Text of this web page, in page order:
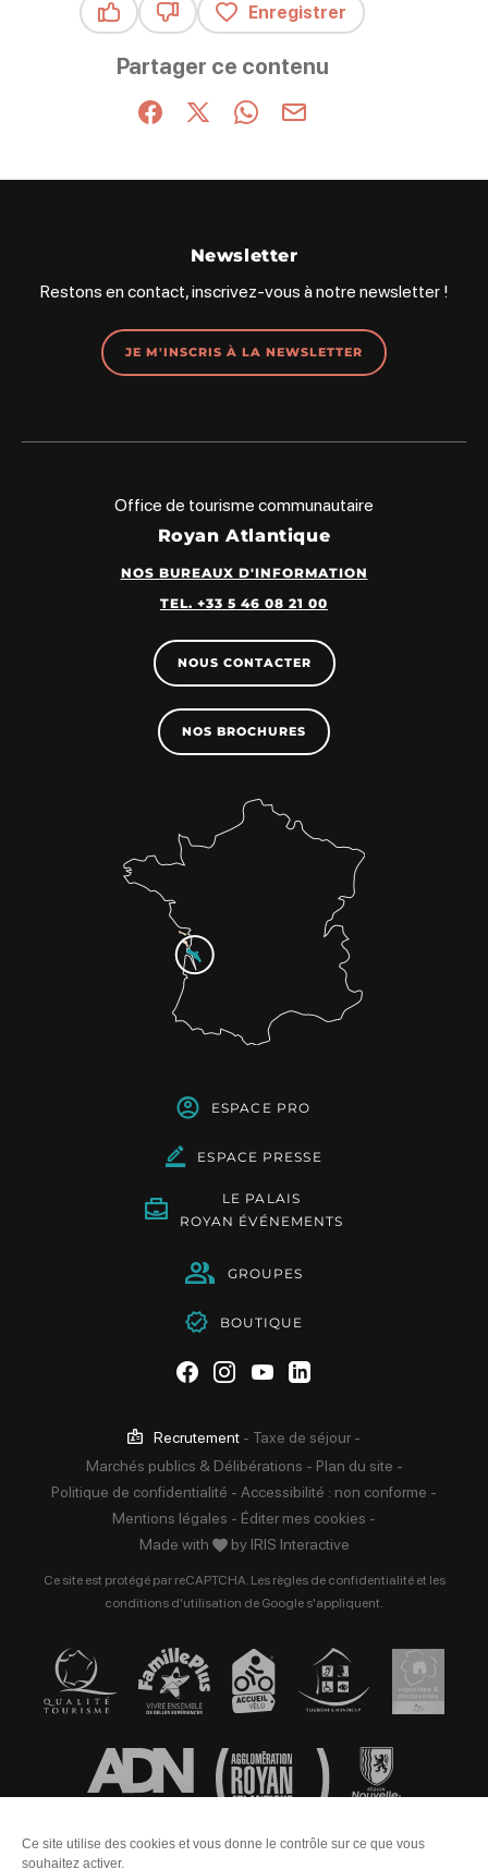
Enregistrer
Partager ce contenu
Partager sur Facebook (nouvelle fenêtre)
Partager sur X / Twitter (nouvelle
Partager sur WhatsApp
Partager par mail
Newsletter
Restons en contact, inscrivez-vous à notre newsletter !
JE M'INSCRIS À LA NEWSLETTER
Office de tourisme communautaire
Royan Atlantique
NOS BUREAUX D'INFORMATION
TEL. +33 5 46 08 21 00
NOUS CONTACTER
NOS BROCHURES
ESPACE PRO
ESPACE PRESSE
LE PALAIS
ROYAN ÉVÉNEMENTS
GROUPES
BOUTIQUE
Suivez-nous sur Facebook
Suivez-nous sur
Suivez-nous sur
Suivez-nous sur
Recrutement - Taxe de séjour -
Marchés publics & Délibérations - Plan du site -
Politique de confidentialité - Accessibilité : non conforme -
Mentions légales - Éditer mes cookies -
Made with
by IRIS Interactive
Ce site est protégé par reCAPTCHA. Les règles de confidentialitéet les
conditions d'utilisation de Google s'appliquent.